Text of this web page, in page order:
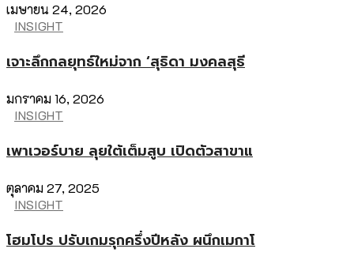
เมษายน 24, 2026
INSIGHT
เจาะลึกกลยุทธ์ใหม่จาก ‘สุธิดา มงคลสุธี
มกราคม 16, 2026
INSIGHT
เพาเวอร์บาย ลุยใต้เต็มสูบ เปิดตัวสาขาแ
ตุลาคม 27, 2025
INSIGHT
โฮมโปร ปรับเกมรุกครึ่งปีหลัง ผนึกเมกาโ